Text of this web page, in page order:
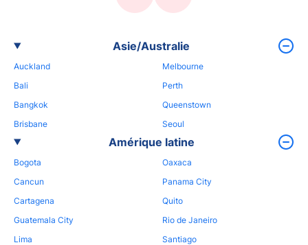
Asie/Australie
Auckland
Bali
Bangkok
Brisbane
Melbourne
Perth
Queenstown
Seoul
Amérique latine
Bogota
Cancun
Cartagena
Guatemala City
Lima
Oaxaca
Panama City
Quito
Rio de Janeiro
Santiago